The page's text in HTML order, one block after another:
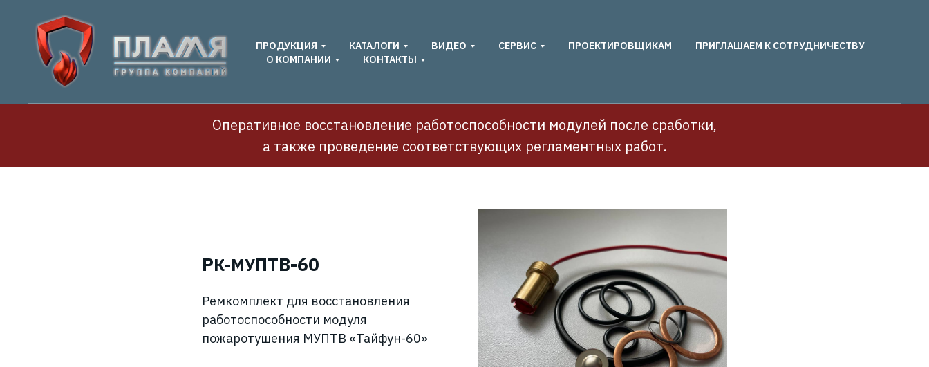
ПРОДУКЦИЯ КАТАЛОГИ ВИДЕО СЕРВИС ПРОЕКТИРОВЩИКАМ
ПРИГЛАШАЕМ К СОТРУДНИЧЕСТВУ
О КОМПАНИИ
КОНТАКТЫ
Оперативное восстановление работоспособности модулей после сработки,
а также проведение соответствующих регламентных работ.
РК-МУПТВ-60
Ремкомплект для восстановления
работоспособности модуля
пожаротушения МУПТВ «Тайфун-60»